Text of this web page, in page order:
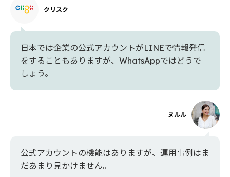
クリスク
日本では企業の公式アカウントがLINEで情報発信
をすることもありますが、WhatsAppではどうで
しょう。
ヌルル
公式アカウントの機能はありますが、運用事例はま
だあまり見かけません。